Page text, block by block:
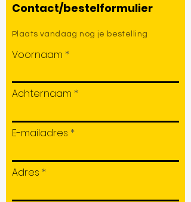
Contact/bestelformulier
Plaats vandaag nog je bestelling
Voornaam
Achternaam
E-mailadres
Adres